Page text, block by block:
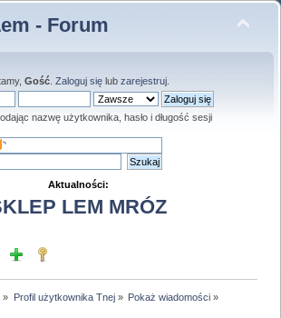
- Forum
Gość. Zaloguj sięlub zarejestruj.
nazwę użytkownika, hasło i długość sesji
Aktualności:
LEM MRÓZ
» Profil użytkownika Tnej» Pokaż wiadomości»